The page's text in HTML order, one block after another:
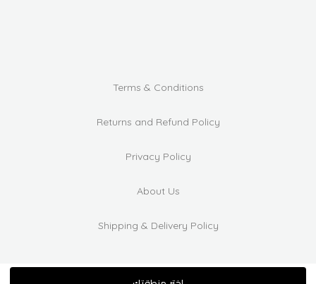
Terms & Conditions
Returns and Refund Policy
Privacy Policy
About Us
Shipping & Delivery Policy